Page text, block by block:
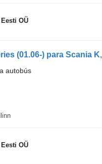
OÜ
(01.06-) para Scania
autobús
OÜ